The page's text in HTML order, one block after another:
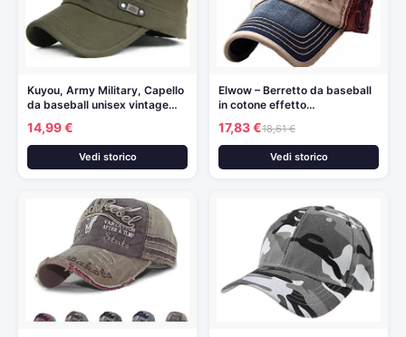
Kuyou, Army Military, Capello
da baseball unisex vintage…
14,99 €
Vedi storico
Elwow – Berretto da baseball
in cotone effetto…
17,83 €18,61 €
Vedi storico